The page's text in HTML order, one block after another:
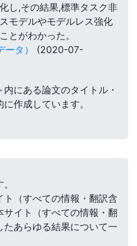
し,その結果,標準タスク非
モデルやモデルレス強化
とがわかった。
タ）
(2020-07-
にある論文のタイトル・
作成しています。
（すべての情報・翻訳含
イト（すべての情報・翻
あらゆる結果について一